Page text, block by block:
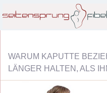
WARUM KAPUTTE
LÄNGER HALTEN, ALS